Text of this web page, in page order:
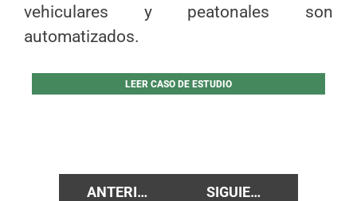
vehiculares y peatonales son
automatizados.
LEER CASO DE ESTUDIO
ANTERIOR SIGUIENTE